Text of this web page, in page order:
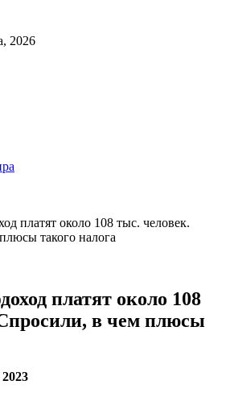
2026
платят около 108 тыс. человек.
такого налога
платят около 108
в чем плюсы